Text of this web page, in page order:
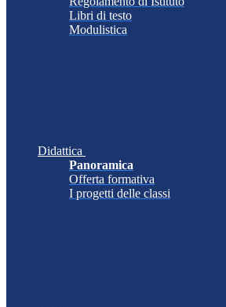
Libri di testo
Modulistica
Didattica
Panoramica
Offerta formativa
I progetti delle classi